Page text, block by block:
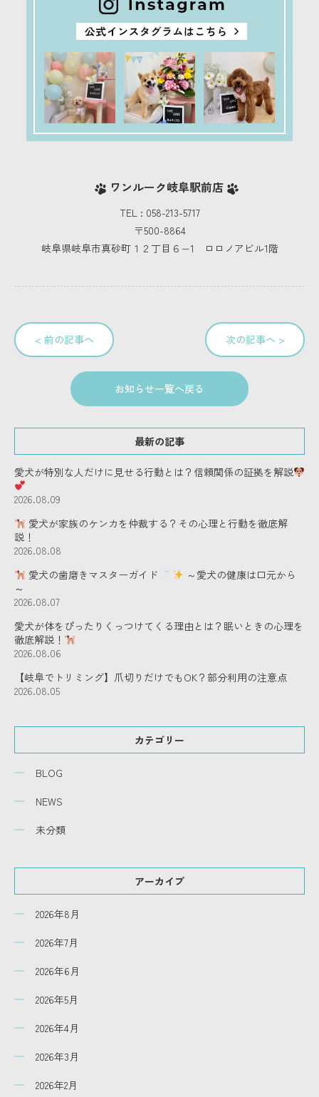
ワンルーク岐阜駅前店
TEL : 058-213-5717
〒500-8864
岐阜県岐阜市真砂町１２丁目６−1 ロロノアビル1階
< 前の記事へ
お知らせ一覧へ戻る
次の記事へ >
最新の記事
愛犬が特別な人だけに見せる行動とは？信頼関係の証拠を解説
2026.08.09
愛犬が家族のケンカを仲裁する？その心理と行動を徹底解
説！
2026.08.08
愛犬の歯磨きマスターガイド
～愛犬の健康は口元から
～
2026.08.07
愛犬が体をぴったりくっつけてくる理由とは？眠いときの心理を
徹底解説！
2026.08.06
【岐阜でトリミング】爪切りだけでもOK？部分利用の注意点
2026.08.05
カテゴリー
BLOG
NEWS
未分類
アーカイブ
2026年8月
2026年7月
2026年6月
2026年5月
2026年4月
2026年3月
2026年2月